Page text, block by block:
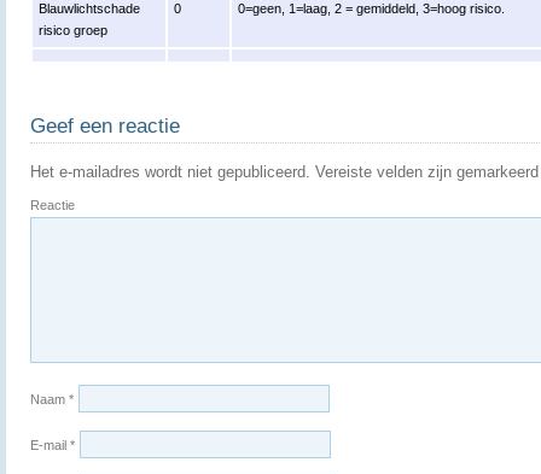
Blauwlichtschade
risico groep
0 0=geen, 1=laag, 2 = gemiddeld, 3=hoog risico.
Geef een reactie
Het e-mailadres wordt niet gepubliceerd. Vereiste velden zijn
Reactie
Naam *
E-mail *